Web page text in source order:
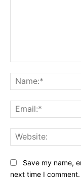
Save my name,
next time I comment.